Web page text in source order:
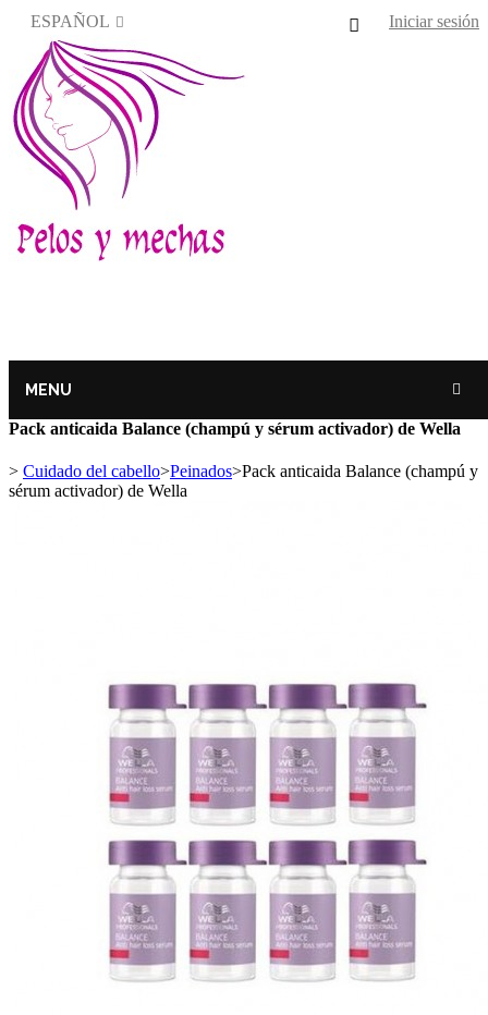
ESPAÑOL Iniciar sesión
MENU
Pack anticaida Balance (champú y sérum activador) de Wella
> Cuidado del cabello>Peinados>Pack anticaida Balance (champú y
sérum activador) de Wella